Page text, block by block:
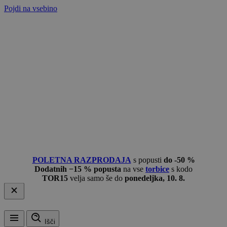
Pojdi na vsebino
POLETNA RAZPRODAJA s popusti do -50 %
Dodatnih −15 % popusta na vse torbice s kodo
TOR15 velja samo še do ponedeljka, 10. 8.
Išči